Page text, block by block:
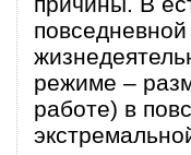
режиме –
работе) в